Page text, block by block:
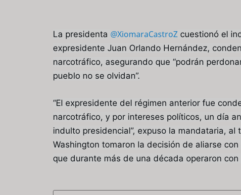
La presidenta @XiomaraCastroZ cuestionó el
expresidente Juan Orlando Hernández,
narcotráfico, asegurando que “podrán
pueblo no se olvidan”.
“El expresidente del régimen anterior fue
narcotráfico, y por intereses políticos, un día
indulto presidencial”, expuso la mandataria,
Washington tomaron la decisión de aliarse
que durante más de una década operaron